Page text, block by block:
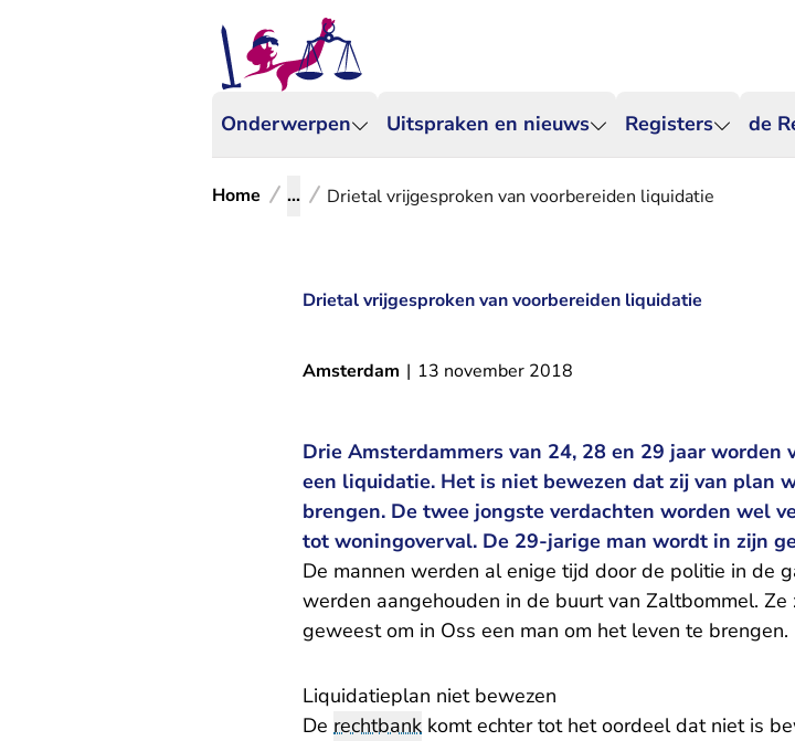
Onderwerpen Uitspraken en nieuws Registers de
Home ... Drietal vrijgesproken van voorbereiden liquidatie
Drietal vrijgesproken van voorbereiden liquidatie
Amsterdam | 13 november 2018
Drie Amsterdammers van 24, 28 en 29 jaar worden
een liquidatie. Het is niet bewezen dat zij van plan
brengen. De twee jongste verdachten worden wel
tot woningoverval. De 29-jarige man wordt in zijn
De mannen werden al enige tijd door de politie in de
werden aangehouden in de buurt van Zaltbommel.
geweest om in Oss een man om het leven te brengen.
Liquidatieplan niet bewezen
De rechtbank komt echter tot het oordeel dat niet is